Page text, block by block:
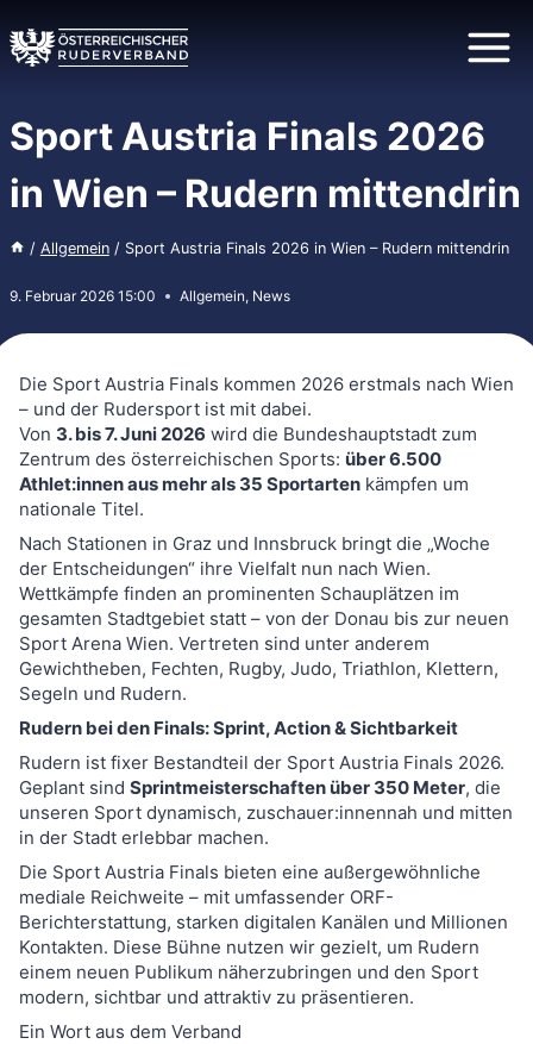
Inhalt
springen
Sport Austria Finals 2026
in Wien – Rudern mittendrin
/ Allgemein / Sport Austria Finals 2026 in Wien – Rudern mittendrin
9. Februar 2026 15:00 Allgemein, News
Die Sport Austria Finals kommen 2026 erstmals nach Wien
– und der Rudersport ist mit dabei.
Von 3. bis 7. Juni 2026 wird die Bundeshauptstadt zum
Zentrum des österreichischen Sports: über 6.500
Athlet:innen aus mehr als 35 Sportarten kämpfen um
nationale Titel.
Nach Stationen in Graz und Innsbruck bringt die „Woche
der Entscheidungen“ ihre Vielfalt nun nach Wien.
Wettkämpfe finden an prominenten Schauplätzen im
gesamten Stadtgebiet statt – von der Donau bis zur neuen
Sport Arena Wien. Vertreten sind unter anderem
Gewichtheben, Fechten, Rugby, Judo, Triathlon, Klettern,
Segeln und Rudern.
Rudern bei den Finals: Sprint, Action & Sichtbarkeit
Rudern ist fixer Bestandteil der Sport Austria Finals 2026.
Geplant sind Sprintmeisterschaften über 350 Meter, die
unseren Sport dynamisch, zuschauer:innennah und mitten
in der Stadt erlebbar machen.
Die Sport Austria Finals bieten eine außergewöhnliche
mediale Reichweite – mit umfassender ORF-
Berichterstattung, starken digitalen Kanälen und Millionen
Kontakten. Diese Bühne nutzen wir gezielt, um Rudern
einem neuen Publikum näherzubringen und den Sport
modern, sichtbar und attraktiv zu präsentieren.
Ein Wort aus dem Verband